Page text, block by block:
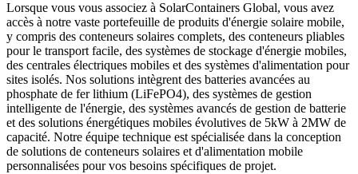
Lorsque vous vous associez à SolarContainers Global, vous avez
accès à notre vaste portefeuille de produits d'énergie solaire mobile,
y compris des conteneurs solaires complets, des conteneurs pliables
pour le transport facile, des systèmes de stockage d'énergie mobiles,
des centrales électriques mobiles et des systèmes d'alimentation pour
sites isolés. Nos solutions intègrent des batteries avancées au
phosphate de fer lithium (LiFePO4), des systèmes de gestion
intelligente de l'énergie, des systèmes avancés de gestion de batterie
et des solutions énergétiques mobiles évolutives de 5kW à 2MW de
capacité. Notre équipe technique est spécialisée dans la conception
de solutions de conteneurs solaires et d'alimentation mobile
personnalisées pour vos besoins spécifiques de projet.